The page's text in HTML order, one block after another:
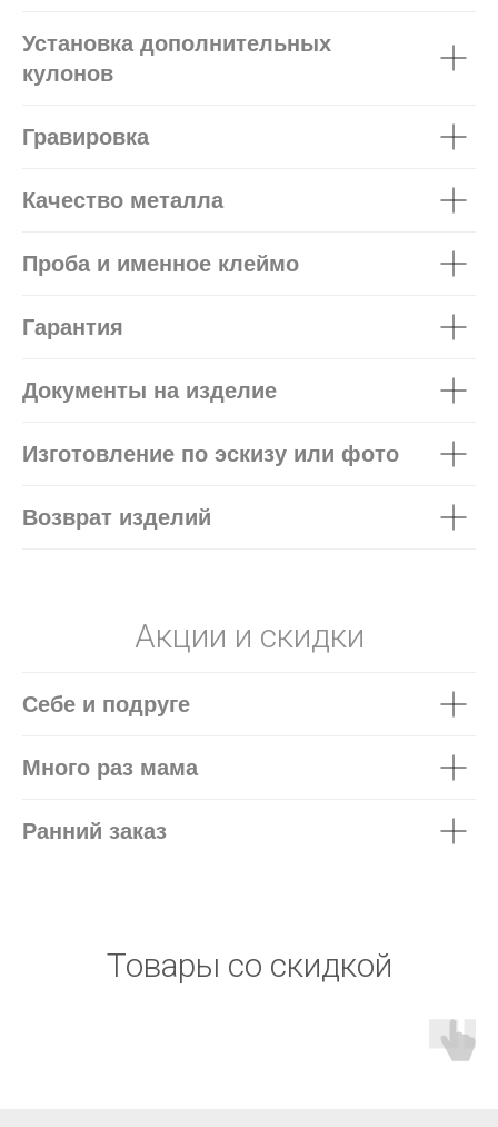
Установка дополнительных
кулонов
Гравировка
Качество металла
Проба и именное клеймо
Гарантия
Документы на изделие
Изготовление по эскизу или фото
Возврат изделий
Акции и скидки
Себе и подруге
Много раз мама
Ранний заказ
Товары со скидкой